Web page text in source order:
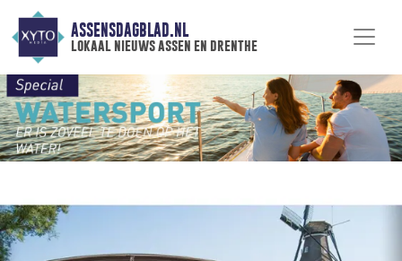
ASSENSDAGBLAD.NL
lokaal nieuws assen en drenthe